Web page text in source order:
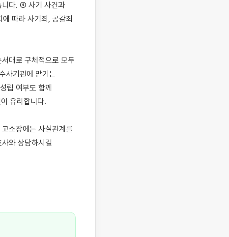
니다. ④ 사기 사건과
따라 사기죄, 공갈죄
대로 구체적으로 모두
사기관에 맡기는
립 여부도 함께
유리합니다.
소장에는 사실관계를
와 상담하시길